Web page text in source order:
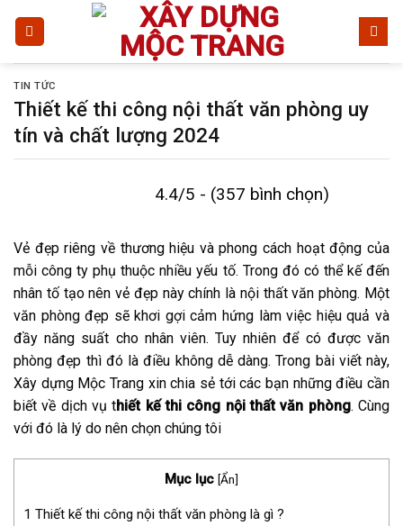
dungTIN TỨC
Thiết kế thi công nội thất văn phòng uy
tín và chất lượng 2024
4.4/5 - (357 bình chọn)
Vẻ đẹp riêng về thương hiệu và phong cách hoạt động của
mỗi công ty phụ thuộc nhiều yếu tố. Trong đó có thể kế đến
nhân tố tạo nên vẻ đẹp này chính là nội thất văn phòng. Một
văn phòng đẹp sẽ khơi gợi cảm hứng làm việc hiệu quả và
đầy năng suất cho nhân viên. Tuy nhiên để có được văn
phòng đẹp thì đó là điều không dễ dàng. Trong bài viết này,
Xây dựng Mộc Trang xin chia sẻ tới các bạn những điều cần
biết về dịch vụ thiết kế thi công nội thất văn phòng. Cùng
với đó là lý do nên chọn chúng tôi
Mục lục [Ẩn]
1 Thiết kế thi công nội thất văn phòng là gì ?